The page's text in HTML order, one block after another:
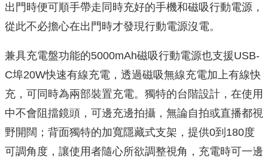
出門時便可順手帶走同時充好的手機和磁吸行動電源，
從此不必擔心在出門時才發現行動電源沒電。
兼具充電盤功能的5000mAh磁吸行動電源也支援USB-
C埠20W快速有線充電，透過磁吸無線充電加上有線快
充，可同時為兩部裝置充電。獨特的台階設計，在使用
中不會阻擋鏡頭，可邊充邊拍攝，無論自拍或直播都視
野開闊；背面獨特的加寬隱藏式支架，提供0到180度
可調角度，讓使用者隨心所欲調整視角，充電時可一邊